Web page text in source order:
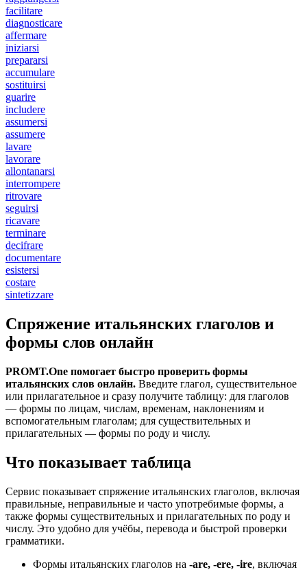
facilitare
diagnosticare
affermare
iniziarsi
prepararsi
accumulare
sostituirsi
guarire
includere
assumersi
assumere
lavare
lavorare
allontanarsi
interrompere
ritrovare
seguirsi
ricavare
terminare
decifrare
documentare
esistersi
costare
sintetizzare
Спряжение итальянских глаголов и
формы слов онлайн
PROMT.One помогает быстро проверить формы
итальянских слов онлайн. Введите глагол, существительное
или прилагательное и сразу получите таблицу: для глаголов
— формы по лицам, числам, временам, наклонениям и
вспомогательным глаголам; для существительных и
прилагательных — формы по роду и числу.
Что показывает таблица
Сервис показывает спряжение итальянских глаголов, включая
правильные, неправильные и часто употребимые формы, а
также формы существительных и прилагательных по роду и
числу. Это удобно для учёбы, перевода и быстрой проверки
грамматики.
Формы итальянских глаголов на -are, -ere, -ire, включая